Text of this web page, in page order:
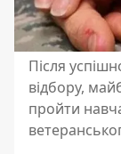
Після
відбору,
пройти